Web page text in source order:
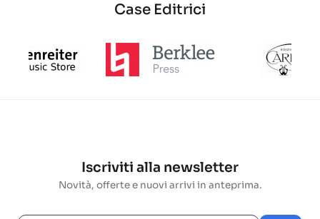
Case Editrici
Iscriviti alla newsletter
Novità, offerte e nuovi arrivi in anteprima.